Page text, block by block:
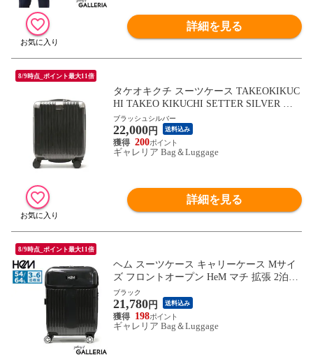
詳細を見る
8/9時点_ポイント最大11倍
タケオキクチ スーツケース TAKEOKIKUC
HI TAKEO KIKUCHI SETTER SILVER セ
ッターシルバー SSサイズ 機内持ち込み キ
ャリーケース 静音 ビジネス 出張 旅行 フ
ァスナー TSA 22L 1泊 ブランド SET001
ブラッシュシルバー
22,000円 送料込み
200
ギャレリア Bag＆Luggage
詳細を見る
8/9時点_ポイント最大11倍
ヘム スーツケース キャリーケース Mサイ
ズ フロントオープン HeM マチ 拡張 2泊3
日 3泊4日 可愛い おしゃれ 修学旅行 M 軽
量 リム 54L 64L 39-50700
ブラック
21,780円 送料込み
198
ギャレリア Bag＆Luggage